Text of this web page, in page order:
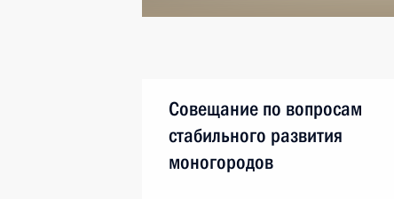
Совещание по вопросам
стабильного развития
моногородов